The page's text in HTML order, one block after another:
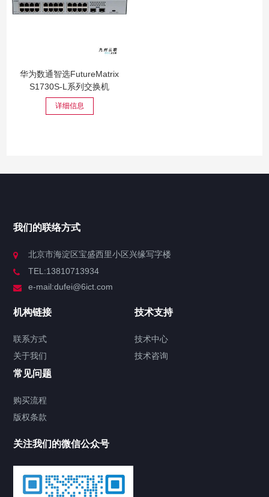
华为数通智选FutureMatrix
S1730S-L系列交换机
详细信息
我们的联络方式
北京市海淀区宝盛西里小区兴缘写字楼
TEL:13810713934
e-mail:dufei@6ict.com
机构链接
联系方式
关于我们
技术支持
技术中心
技术咨询
常见问题
购买流程
版权条款
关注我们的微信公众号